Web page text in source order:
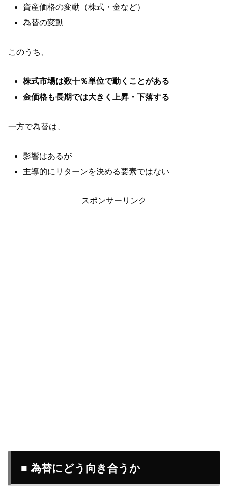
資産価格の変動（株式・金など）
為替の変動
このうち、
株式市場は数十％単位で動くことがある
金価格も長期では大きく上昇・下落する
一方で為替は、
影響はあるが
主導的にリターンを決める要素ではない
スポンサーリンク
■ 為替にどう向き合うか